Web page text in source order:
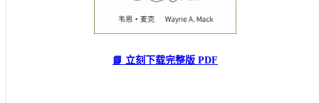
📘 立刻下载完整版 PDF